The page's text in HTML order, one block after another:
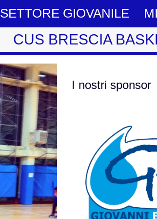
CUS BRESCIA
SETTORE GIOVANILE
I nostri sponsor